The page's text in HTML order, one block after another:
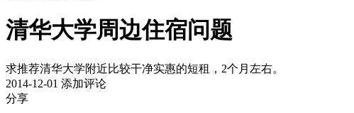
清华大学周边住宿问题
求推荐清华大学附近比较干净实惠的短租，2个月左右。
2014-12-01 添加评论
分享